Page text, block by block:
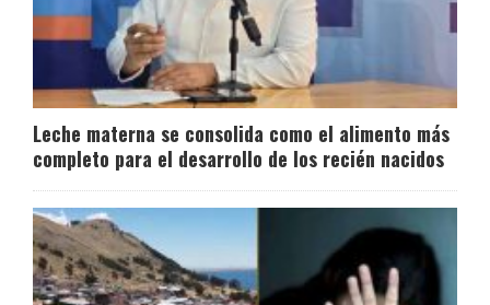
Leche materna se consolida como el alimento más
completo para el desarrollo de los recién nacidos